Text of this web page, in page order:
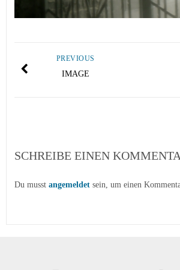
PREVIOUS
IMAGE
SCHREIBE EINEN
Du musst angemeldetsein, um einen